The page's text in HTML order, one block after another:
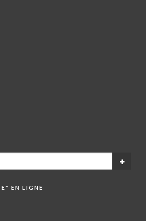
EN LIGNE